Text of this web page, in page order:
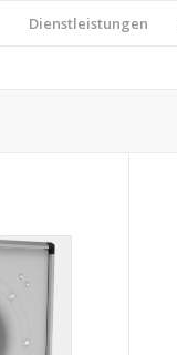
Dienstleistungen